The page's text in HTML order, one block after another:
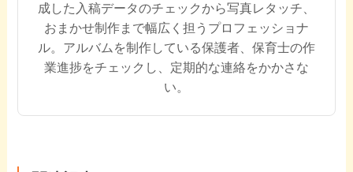
成した入稿データのチェックから写真レタッチ、
おまかせ制作まで幅広く担うプロフェッショナ
ル。アルバムを制作している保護者、保育士の作
業進捗をチェックし、定期的な連絡をかかさな
い。